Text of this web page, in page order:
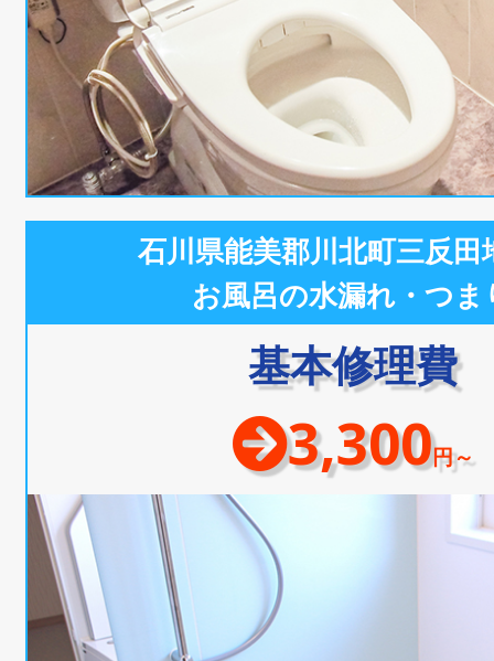
石川県能美郡川北町三反田
お風呂の水漏れ・つま
基本修理費
3,300円～